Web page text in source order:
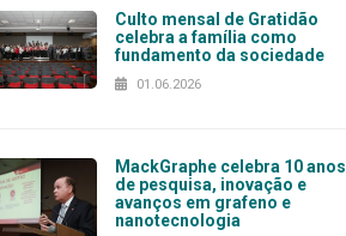
Culto mensal de Gratidão
celebra a família como
fundamento da sociedade
01.06.2026
MackGraphe celebra 10 anos
de pesquisa, inovação e
avanços em grafeno e
nanotecnologia